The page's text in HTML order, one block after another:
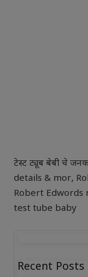
टेस्ट ट्यूब बेबी चे जनक
details & mor,
Robert Edwords
test tube baby
Recent Posts